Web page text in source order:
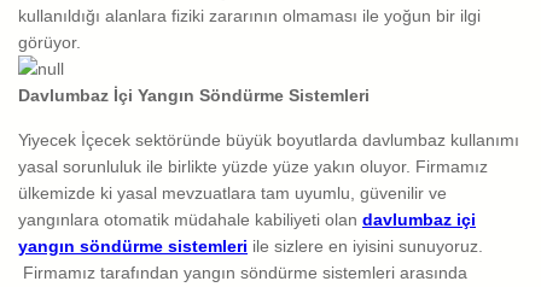
kullanıldığı alanlara fiziki zararının olmaması ile yoğun bir ilgi
görüyor.
Davlumbaz İçi Yangın Söndürme Sistemleri
Yiyecek İçecek sektöründe büyük boyutlarda davlumbaz kullanımı
yasal sorunluluk ile birlikte yüzde yüze yakın oluyor. Firmamız
ülkemizde ki yasal mevzuatlara tam uyumlu, güvenilir ve
yangınlara otomatik müdahale kabiliyeti olan davlumbaz içi
yangın söndürme sistemleri ile sizlere en iyisini sunuyoruz.
Firmamız tarafından yangın söndürme sistemleri arasında